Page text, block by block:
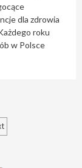
dla zdrowia
roku
w Polsce